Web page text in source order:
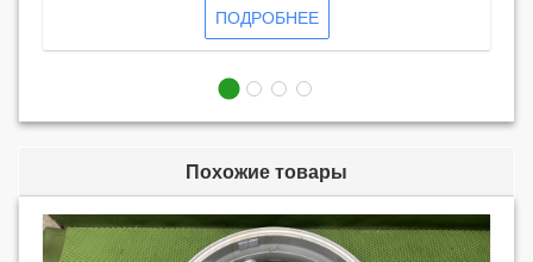
ПОДРОБНЕЕ
Похожие товары